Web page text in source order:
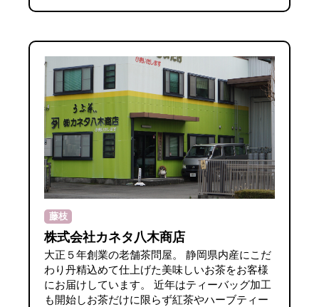
藤枝
株式会社カネタ八木商店
大正５年創業の老舗茶問屋。 静岡県内産にこだ
わり丹精込めて仕上げた美味しいお茶をお客様
にお届けしています。 近年はティーバッグ加工
も開始しお茶だけに限らず紅茶やハーブティー